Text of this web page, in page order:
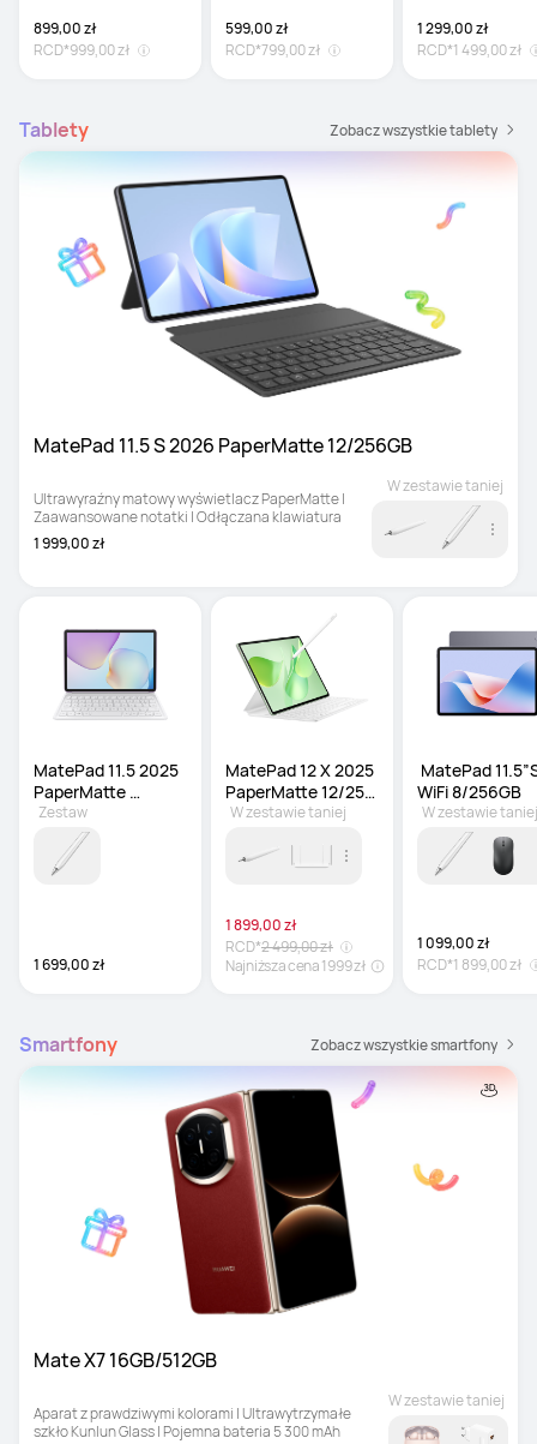
899,00 zł
RCD*999,00 zł
599,00 zł
RCD*799,00 zł
1 299,00 zł
RCD*1 499,00 zł
Tablety Zobacz wszystkie tablety
MatePad 11.5 S 2026 PaperMatte 12/256GB
Ultrawyraźny matowy wyświetlacz PaperMatte |
Zaawansowane notatki | Odłączana klawiatura
1 999,00 zł
W zestawie taniej
MatePad 11.5 2025
PaperMatte
8/256GB
1 699,00 zł
Zestaw
MatePad 12 X 2025
PaperMatte 12/256
GB
1 899,00 zł
RCD*2 499,00 zł
Najniższa cena 1999 zł
W zestawie taniej
MatePad
WiFi 8/256GB
1 099,00 zł
RCD*1 899,00 zł
W zestawie taniej
Smartfony Zobacz wszystkie smartfony
Mate X7 16GB/512GB
Aparat z prawdziwymi kolorami | Ultrawytrzymałe
szkło Kunlun Glass | Pojemna bateria 5 300 mAh
W zestawie taniej